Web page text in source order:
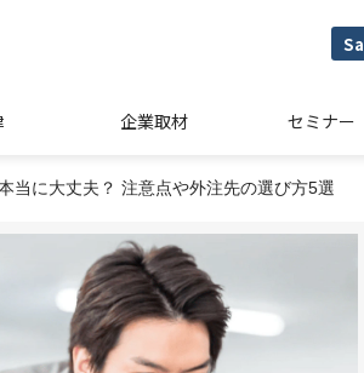
企業取材 セミナー
当に大丈夫？ 注意点や外注先の選び方5選